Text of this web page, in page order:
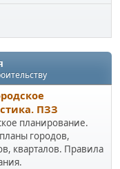
ПЗЗ
планирование.
городов,
кварталов. Правила